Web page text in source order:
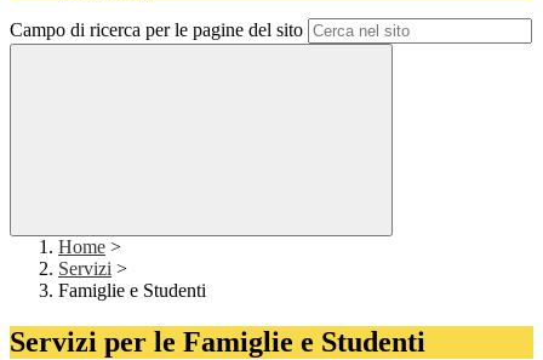
Campo di ricerca per le pagine del sito
Home >
Servizi >
Famiglie e Studenti
Servizi per le Famiglie e Studenti